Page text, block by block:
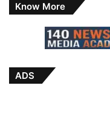
Know More
ADS